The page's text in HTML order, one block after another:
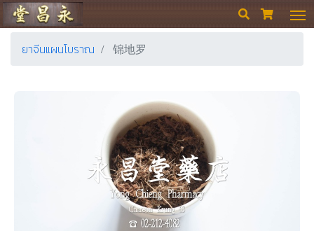
ร้านขายยา ย่งเชียงตึ๊ง  
ยาจีนแผนโบราณ 锦地罗